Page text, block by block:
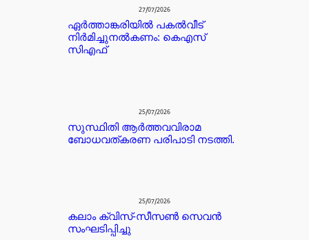
27/07/2026
ഏർത്താങ്കരിയിൽ പകൽവീട്
നിർമിച്ചുനൽകണം: കെഎസ്
സിഎഫ്
25/07/2026
സുസ്ഥിതി ആർത്തവവിരാമ
ബോധവത്കരണ പരിപാടി നടത്തി.
25/07/2026
കലാം ക്വിസ്-സീസൺ സെവൻ
സംഘടിപ്പിച്ചു